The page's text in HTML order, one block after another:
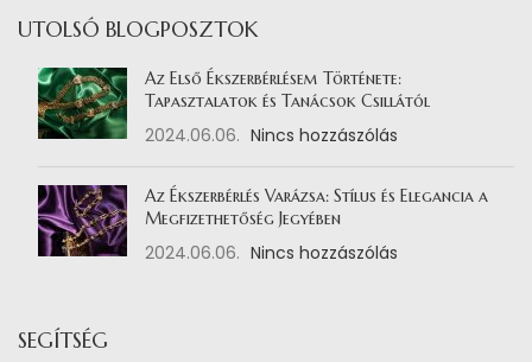
UTOLSÓ BLOGPOSZTOK
Az Első Ékszerbérlésem Története:
Tapasztalatok és Tanácsok Csillától
2024.06.06. Nincs hozzászólás
Az Ékszerbérlés Varázsa: Stílus és Elegancia a
Megfizethetőség Jegyében
2024.06.06. Nincs hozzászólás
SEGÍTSÉG